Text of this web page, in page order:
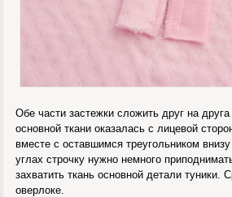
Обе части застежки сложить друг на
основной ткани оказалась с лицевой
вместе с оставшимся треугольником
углах строчку нужно немного
захватить ткань основной детали туники.
оверлоке.